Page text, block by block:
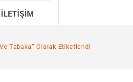
İLETIŞIM
Tabaka” Olarak Etiketlendi